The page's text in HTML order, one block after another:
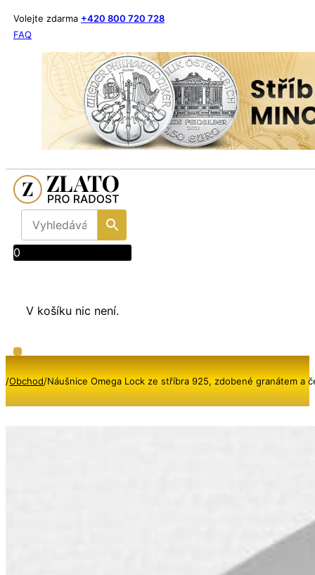
Volejte zdarma +420 800 720 728
FAQ
0
V košíku nic není.
/Obchod/Náušnice Omega Lock ze stříbra 925, zdobené granátem a